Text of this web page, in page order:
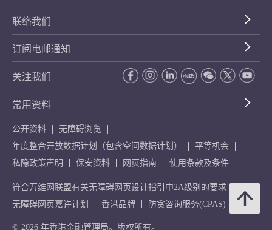
联络我们
订阅电邮通知
关注我们
常用资料
公开资料
无障碍浏览
年度整合开放数据计划（包含空间数据计划）
平等机会
私隐政策声明
保安资料 网页指南 使用条款及条件
符合万维网联盟有关无障碍网页设计指引中2A级别的要求
无障碍网页嘉许计划
香港品牌 防贪咨询服务(CPAS)
© 2026 年香港金融管理局。版权所有。